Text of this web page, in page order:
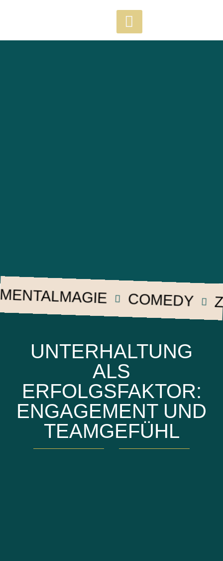
COMEDY
UNTERHALTUNG
ALS
ERFOLGSFAKTOR:
ENGAGEMENT UND
TEAMGEFÜHL